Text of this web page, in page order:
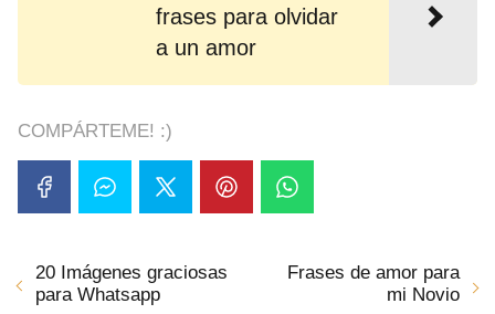
frases para olvidar
a un amor
COMPÁRTEME! :)
20 Imágenes graciosas
para Whatsapp
Frases de amor para
mi Novio